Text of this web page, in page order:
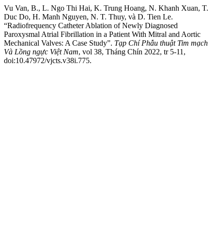
Vu Van, B., L. Ngo Thi Hai, K. Trung Hoang, N. Khanh Xuan, T.
Duc Do, H. Manh Nguyen, N. T. Thuy, và D. Tien Le.
“Radiofrequency Catheter Ablation of Newly Diagnosed
Paroxysmal Atrial Fibrillation in a Patient With Mitral and Aortic
Mechanical Valves: A Case Study”. Tạp Chí Phẫu thuật Tim mạch
Và Lồng ngực Việt Nam, vol 38, Tháng Chín 2022, tr 5-11,
doi:10.47972/vjcts.v38i.775.